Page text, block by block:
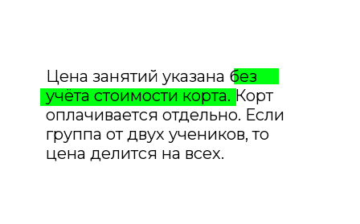
Цена занятий указана без
учёта стоимости корта. Корт
оплачивается отдельно. Если
группа от двух учеников, то
цена делится на всех.